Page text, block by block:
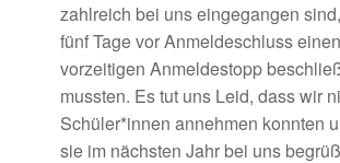
zahlreich bei uns eingegangen
fünf Tage vor Anmeldeschluss einen
vorzeitigen Anmeldestopp
mussten. Es tut uns Leid, dass wir
Schüler*innen annehmen konnten
sie im nächsten Jahr bei uns